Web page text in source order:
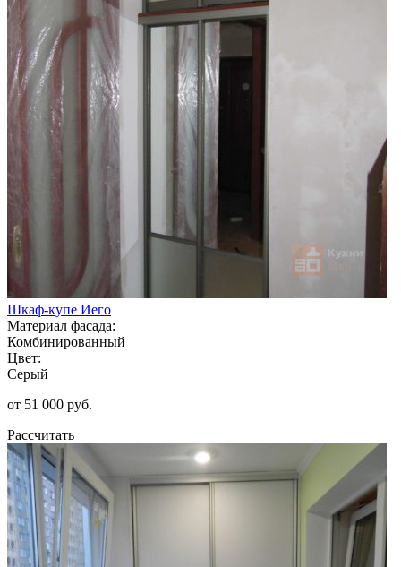
Шкаф-купе Иего
Материал фасада:
Комбинированный
Цвет:
Серый
от 51 000 руб.
Рассчитать